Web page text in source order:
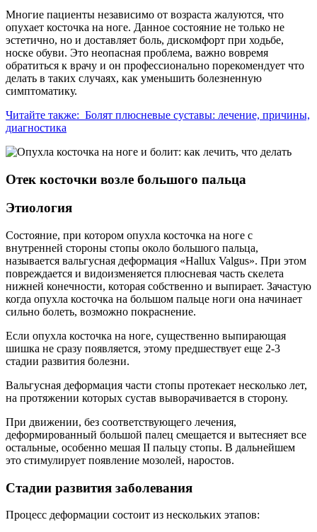
Многие пациенты независимо от возраста жалуются, что
опухает косточка на ноге. Данное состояние не только не
эстетично, но и доставляет боль, дискомфорт при ходьбе,
носке обуви. Это неопасная проблема, важно вовремя
обратиться к врачу и он профессионально порекомендует что
делать в таких случаях, как уменьшить болезненную
симптоматику.
Читайте также: Болят плюсневые суставы: лечение, причины,
диагностика
Отек косточки возле большого пальца
Этиология
Состояние, при котором опухла косточка на ноге с
внутренней стороны стопы около большого пальца,
называется вальгусная деформация «Hallux Valgus». При этом
повреждается и видоизменяется плюсневая часть скелета
нижней конечности, которая собственно и выпирает. Зачастую
когда опухла косточка на большом пальце ноги она начинает
сильно болеть, возможно покраснение.
Если опухла косточка на ноге, существенно выпирающая
шишка не сразу появляется, этому предшествует еще 2-3
стадии развития болезни.
Вальгусная деформация части стопы протекает несколько лет,
на протяжении которых сустав выворачивается в сторону.
При движении, без соответствующего лечения,
деформированный большой палец смещается и вытесняет все
остальные, особенно мешая II пальцу стопы. В дальнейшем
это стимулирует появление мозолей, наростов.
Стадии развития заболевания
Процесс деформации состоит из нескольких этапов: